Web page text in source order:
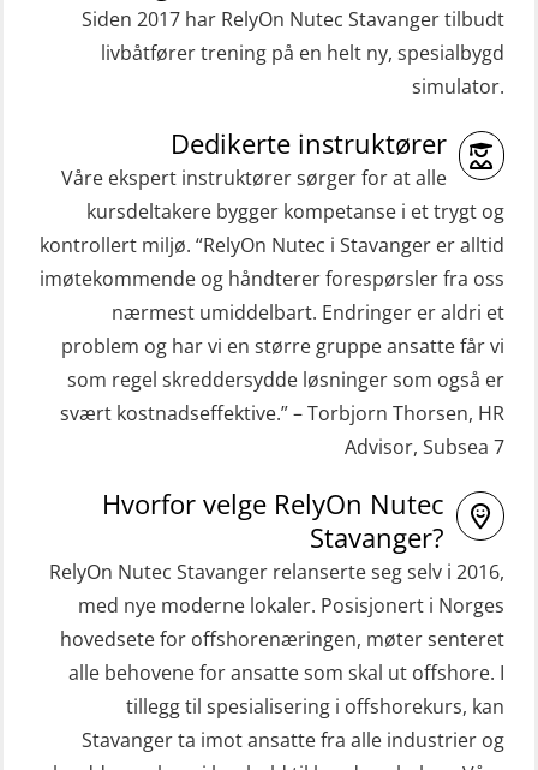
Gass kurs H2S (OSP105)
Grunnleggende sikkerhetskurs –
beredskapspersonell med E-læring
(OBSBLE044)
HLO/MOB/Søk- og Redningslag
kombinasjon – repetisjon (OSC1162)
HLO/Søk & Redningslag kombinasjon
– repetisjon (OSC1161)
Helikopterevakuering inkl.
Pustelunge (OSE1251)
Helikopterevakuering med HABD,
inkl. Brannslukking og Førstehjelp-
sivile mannskaper (FSC119)
Helikopterevakuering med HABD,
inkl. brannslukning (FSC121)
Hjertestarter brukerkurs (OFA107)
Kombi Søk og Redningslag og HLO
repetisjonskurs med e-læring
ROC sertifikat grunnleggende
ROC sertifikat repetisjon (GMDSS)
(ORC103)
STCW Grunnkurs Redningsfarkoster
(MBSBLE022)
STCW Hurtiggående mann over bord
båt (HMOB) (MSE100)
STCW Hurtiggående mann over bord
båt (HMOB) oppdatering (MSE1001)
STCW Livbåtfører redningsfarkoster
32 t (MSE1031)
STCW Mann-Over-Bord
(hurtiggående) 32 t m/mørkekjøring
(MSE112)
STCW Redningsfarkost oppdatering
sliskebåt (MSE116)
STCW Sikkerhetsopplæring for
Siden 2017 har RelyOn Nutec Stavanger tilbudt
livbåtfører trening på en helt ny, spesialbygd
simulator.
Dedikerte instruktører
Våre ekspert instruktører sørger for at alle
kursdeltakere bygger kompetanse i et trygt og
kontrollert miljø. “RelyOn Nutec i Stavanger er alltid
imøtekommende og håndterer forespørsler fra oss
nærmest umiddelbart. Endringer er aldri et
problem og har vi en større gruppe ansatte får vi
som regel skreddersydde løsninger som også er
svært kostnadseffektive.” – Torbjorn Thorsen, HR
Advisor, Subsea 7
Hvorfor velge RelyOn Nutec
Stavanger?
RelyOn Nutec Stavanger relanserte seg selv i 2016,
med nye moderne lokaler. Posisjonert i Norges
hovedsete for offshorenæringen, møter senteret
alle behovene for ansatte som skal ut offshore. I
tillegg til spesialisering i offshorekurs, kan
Stavanger ta imot ansatte fra alle industrier og